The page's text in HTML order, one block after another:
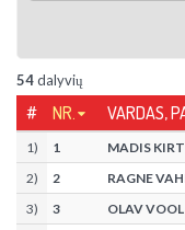
54dalyvių
# NR. VARDAS,
1) 1
MADIS KIRT
2) 2
RAGNE
3) 3
OLAV VOOL